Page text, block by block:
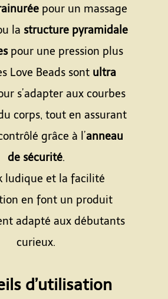
pour un massage
la structure pyramidale
pour une pression plus
Love Beads sont ultra
s’adapter aux courbes
corps, tout en assurant
grâce à l’anneau
de sécurité.
ludique et la facilité
en font un produit
adapté aux débutants
curieux.
d’utilisation